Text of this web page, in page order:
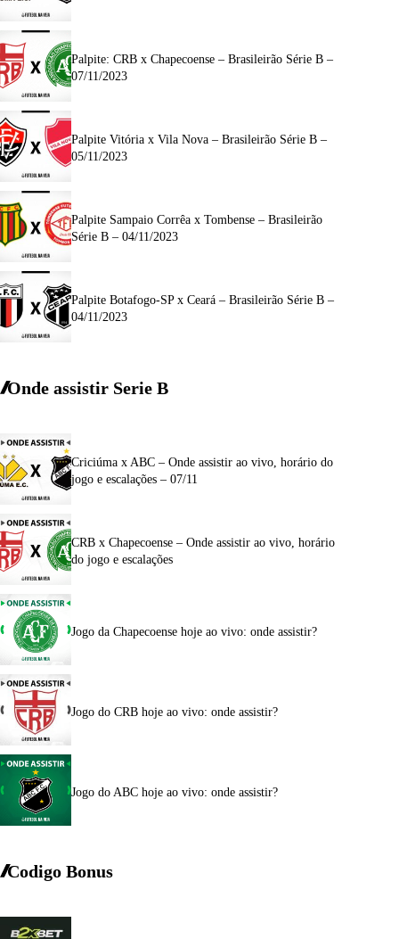
Palpite: CRB x Chapecoense – Brasileirão Série B –
07/11/2023
Palpite Vitória x Vila Nova – Brasileirão Série B –
05/11/2023
Palpite Sampaio Corrêa x Tombense – Brasileirão
Série B – 04/11/2023
Palpite Botafogo-SP x Ceará – Brasileirão Série B –
04/11/2023
Onde assistir Serie B
Criciúma x ABC – Onde assistir ao vivo, horário do
jogo e escalações – 07/11
CRB x Chapecoense – Onde assistir ao vivo, horário
do jogo e escalações
Jogo da Chapecoense hoje ao vivo: onde assistir?
Jogo do CRB hoje ao vivo: onde assistir?
Jogo do ABC hoje ao vivo: onde assistir?
Codigo Bonus